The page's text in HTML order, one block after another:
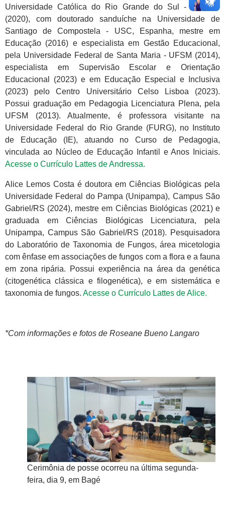
Universidade Católica do Rio Grande do Sul - PUCRS
(2020), com doutorado sanduíche na Universidade de
Santiago de Compostela - USC, Espanha, mestre em
Educação (2016) e especialista em Gestão Educacional,
pela Universidade Federal de Santa Maria - UFSM (2014),
especialista em Supervisão Escolar e Orientação
Educacional (2023) e em Educação Especial e Inclusiva
(2023) pelo Centro Universitário Celso Lisboa (2023).
Possui graduação em Pedagogia Licenciatura Plena, pela
UFSM (2013). Atualmente, é professora visitante na
Universidade Federal do Rio Grande (FURG), no Instituto
de Educação (IE), atuando no Curso de Pedagogia,
vinculada ao Núcleo de Educação Infantil e Anos Iniciais.
Acesse o Currículo Lattes de Andressa.
Alice Lemos Costa é doutora em Ciências Biológicas pela
Universidade Federal do Pampa (Unipampa), Campus São
Gabriel/RS (2024), mestre em Ciências Biológicas (2021) e
graduada em Ciências Biológicas Licenciatura, pela
Unipampa, Campus São Gabriel/RS (2018). Pesquisadora
do Laboratório de Taxonomia de Fungos, área micetologia
com ênfase em associações de fungos com a flora e a fauna
em zona ripária. Possui experiência na área da genética
(citogenética clássica e filogenética), e em sistemática e
taxonomia de fungos. Acesse o Currículo Lattes de Alice.
*Com informações e fotos de Roseane Bueno Langaro
na última segunda-